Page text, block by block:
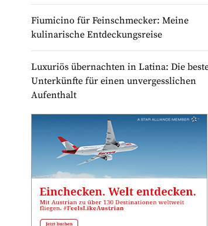
Fiumicino für Feinschmecker: Meine
kulinarische Entdeckungsreise
Luxuriös übernachten in Latina: Die
Unterkünfte für einen unvergesslichen
Aufenthalt